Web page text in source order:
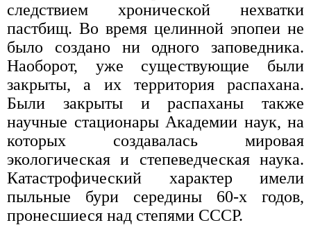
следствием хронической нехватки
пастбищ. Во время целинной эпопеи не
было создано ни одного заповедника.
Наоборот, уже существующие были
закрыты, а их территория распахана.
Были закрыты и распаханы также
научные стационары Академии наук, на
которых создавалась мировая
экологическая и степеведческая наука.
Катастрофический характер имели
пыльные бури середины 60-х годов,
пронесшиеся над степями СССР.